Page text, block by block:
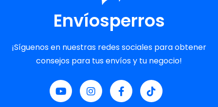
Envíosperros
¡Síguenos en nuestras redes sociales para obtener
consejos para tus envíos y tu negocio!